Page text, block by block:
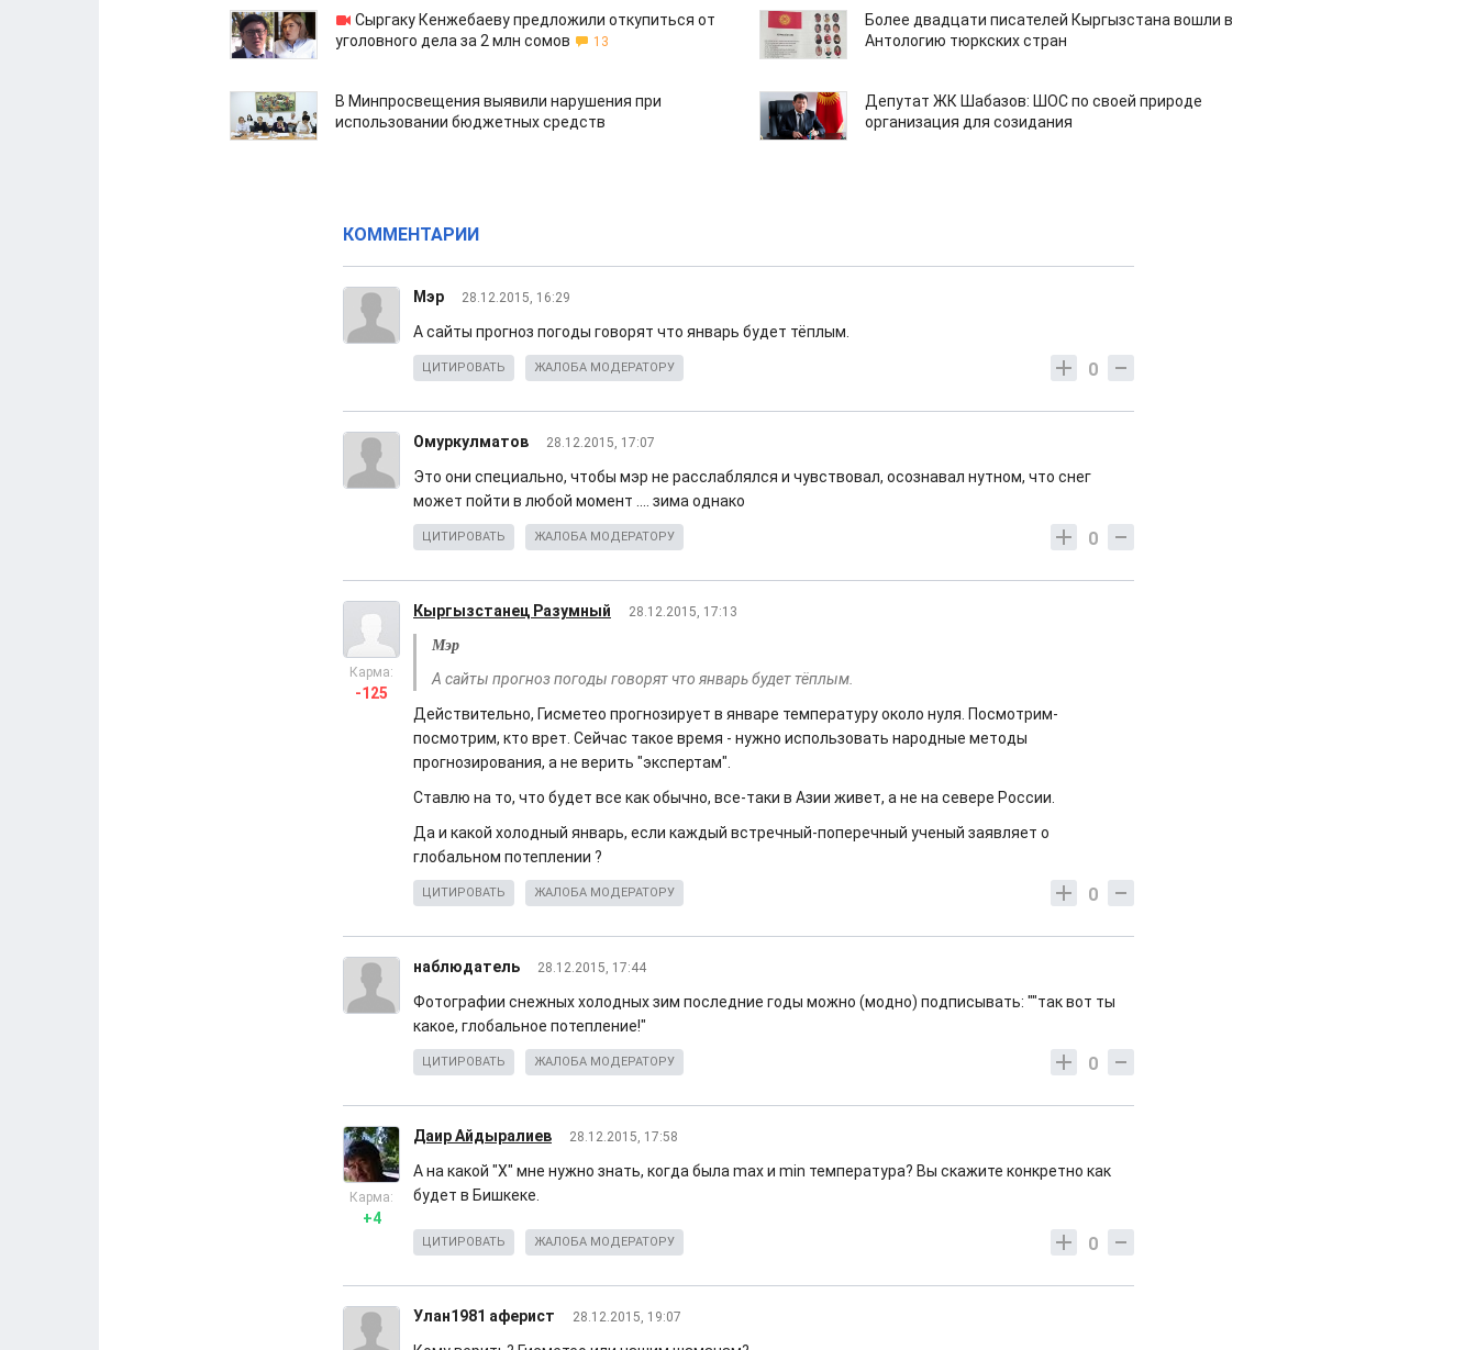
Сыргаку Кенжебаеву предложили откупиться от
уголовного дела за 2 млн сомов
13
Более двадцати писателей Кыргызстана вошли в
Антологию тюркских стран
В Минпросвещения выявили нарушения при
использовании бюджетных средств
Депутат ЖК Шабазов: ШОС по своей природе
организация для созидания
КОММЕНТАРИИ
Мэр 28.12.2015, 16:29
А сайты прогноз погоды говорят что январь будет тёплым.
0
ЦИТИРОВАТЬ ЖАЛОБА МОДЕРАТОРУ
Омуркулматов 28.12.2015, 17:07
Это они специально, чтобы мэр не расслаблялся и чувствовал, осознавал нутном, что снег
может пойти в любой момент .... зима однако
0
ЦИТИРОВАТЬ ЖАЛОБА МОДЕРАТОРУ
Кыргызстанец Разумный 28.12.2015, 17:13
Карма:
-125
Мэр
А сайты прогноз погоды говорят что январь будет тёплым.
Действительно, Гисметео прогнозирует в январе температуру около нуля. Посмотрим-
посмотрим, кто врет. Сейчас такое время - нужно использовать народные методы
прогнозирования, а не верить "экспертам".
Ставлю на то, что будет все как обычно, все-таки в Азии живет, а не на севере России.
Да и какой холодный январь, если каждый встречный-поперечный ученый заявляет о
глобальном потеплении ?
0
ЦИТИРОВАТЬ ЖАЛОБА МОДЕРАТОРУ
наблюдатель 28.12.2015, 17:44
Фотографии снежных холодных зим последние годы можно (модно) подписывать: ""так вот ты
какое, глобальное потепление!"
0
ЦИТИРОВАТЬ ЖАЛОБА МОДЕРАТОРУ
Даир Айдыралиев 28.12.2015, 17:58
Карма:
+4
А на какой "Х" мне нужно знать, когда была max и min температура? Вы скажите конкретно как
будет в Бишкеке.
0
ЦИТИРОВАТЬ ЖАЛОБА МОДЕРАТОРУ
Улан1981 аферист 28.12.2015, 19:07